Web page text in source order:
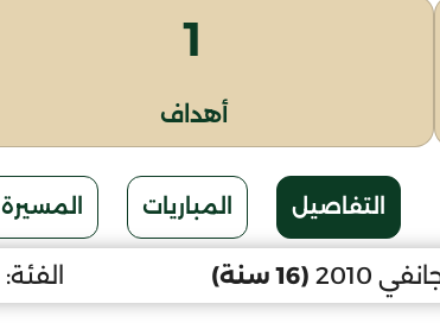
1
أهداف
التفاصيل المباريات المسيرة
(16 سنة) الفئة: